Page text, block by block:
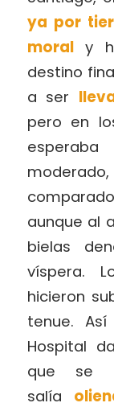
ya por
moraly
destino
a ser
pero en
aunque al
bielas
víspera.
hicieron
tenue.
Hospital
que se
salía